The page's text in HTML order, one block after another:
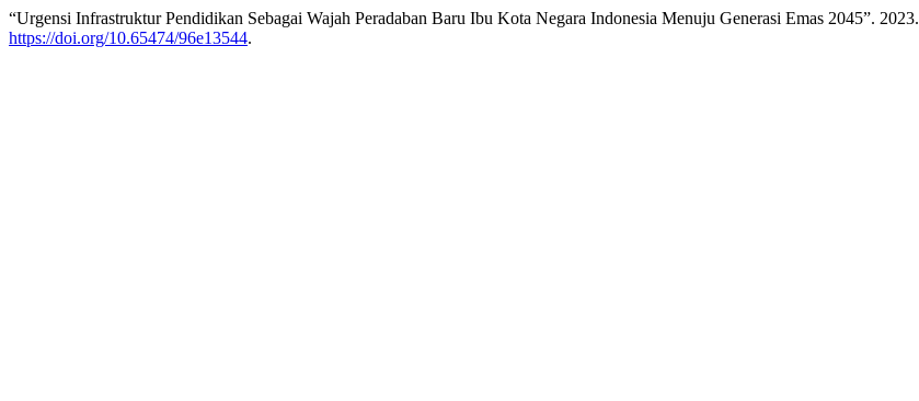
“Urgensi Infrastruktur Pendidikan Sebagai Wajah Peradaban Baru Ibu Kota Negara Indonesia Menuju Generasi Emas 2045”. 2023.
https://doi.org/10.65474/96e13544.